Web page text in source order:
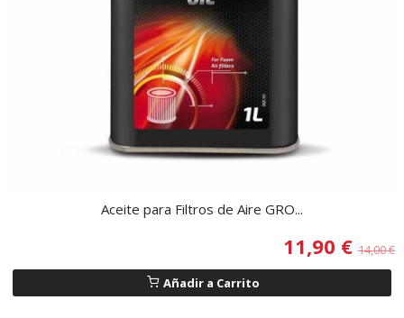
Aceite para Filtros de Aire GRO...
11,90 € 14,00 €
Añadir a Carrito